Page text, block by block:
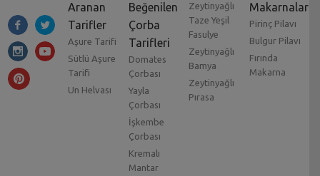
Aranan
Tarifler
Aşure Tarifi
Sütlü Aşure
Tarifi
Un Helvası
Beğenilen
Çorba
Tarifleri
Domates
Çorbası
Yayla
Çorbası
İşkembe
Çorbası
Kremalı
Mantar
Zeytinyağlı
Taze Yeşil
Fasulye
Zeytinyağlı
Bamya
Zeytinyağlı
Pırasa
Makarnalar
Pirinç Pilavı
Bulgur Pilavı
Fırında
Makarna